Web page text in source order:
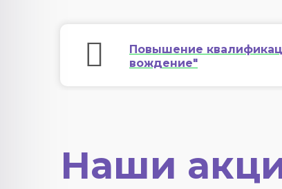
Повышение
вождение"
Наши